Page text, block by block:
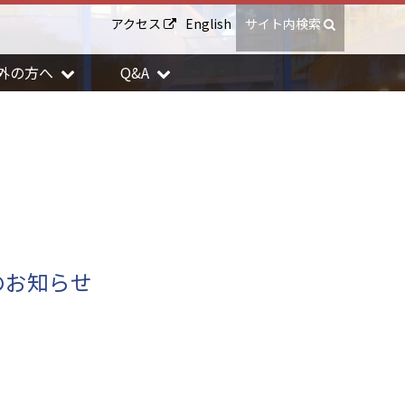
アクセス English サイト内検索
の方へ Q&A
知らせ